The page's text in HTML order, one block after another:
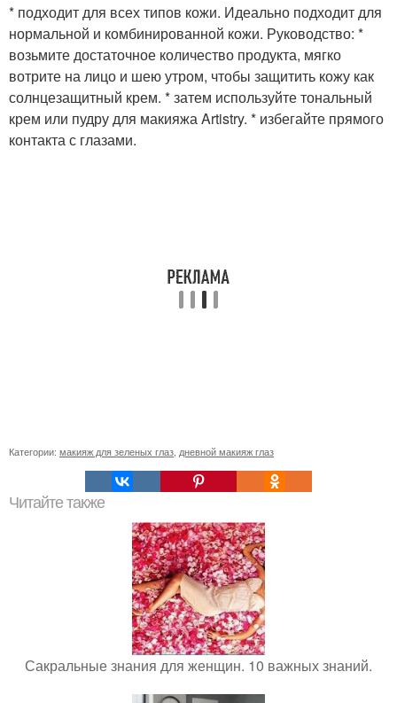
* подходит для всех типов кожи. Идеально подходит для
нормальной и комбинированной кожи. Руководство: *
возьмите достаточное количество продукта, мягко
вотрите на лицо и шею утром, чтобы защитить кожу как
солнцезащитный крем. * затем используйте тональный
крем или пудру для макияжа Artistry. * избегайте прямого
контакта с глазами.
Категории: макияж для зеленых глаз дневной макияж глаз
Читайте также
Сакральные знания для женщин. 10 важных знаний.